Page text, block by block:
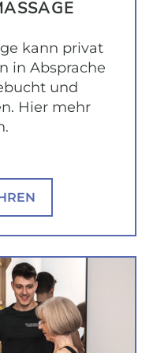
kann privat
in Absprache
und
Hier mehr